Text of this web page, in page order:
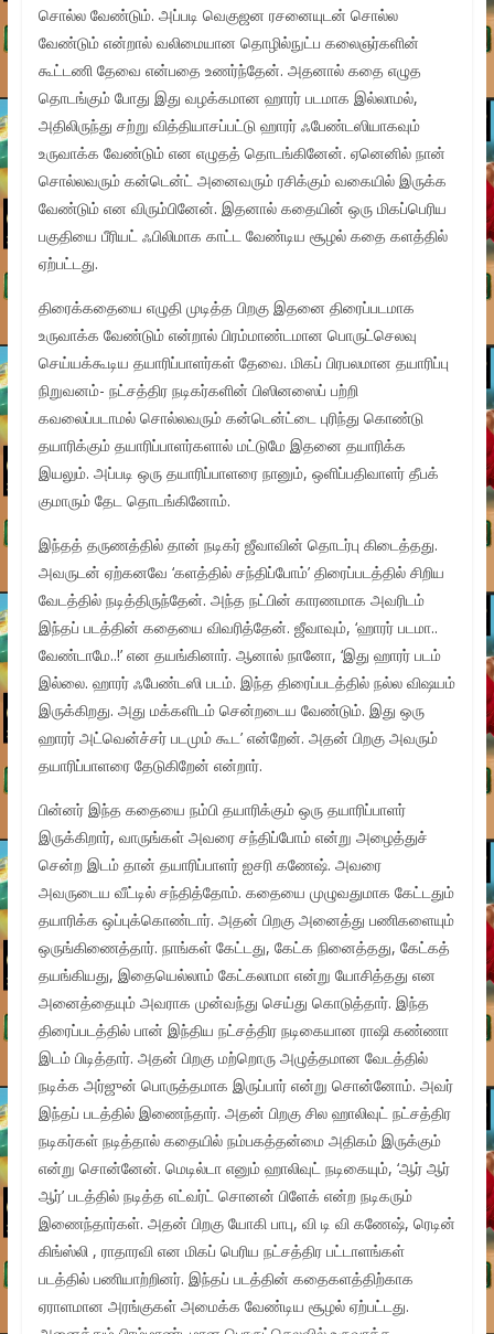
சொல்ல வேண்டும். அப்படி வெகுஜன ரசனையுடன் சொல்ல
வேண்டும் என்றால் வலிமையான தொழில்நுட்ப கலைஞர்களின்
கூட்டணி தேவை என்பதை உணர்ந்தேன். அதனால் கதை எழுத
தொடங்கும் போது இது வழக்கமான ஹாரர் படமாக இல்லாமல்,
அதிலிருந்து சற்று வித்தியாசப்பட்டு ஹாரர் ஃபேண்டஸியாகவும்
உருவாக்க வேண்டும் என எழுதத் தொடங்கினேன். ஏனெனில் நான்
சொல்லவரும் கன்டென்ட் அனைவரும் ரசிக்கும் வகையில் இருக்க
வேண்டும் என விரும்பினேன். இதனால் கதையின் ஒரு மிகப்பெரிய
பகுதியை பீரியட் ஃபிலிமாக காட்ட வேண்டிய சூழல் கதை களத்தில்
ஏற்பட்டது.
திரைக்கதையை எழுதி முடித்த பிறகு இதனை திரைப்படமாக
உருவாக்க வேண்டும் என்றால் பிரம்மாண்டமான பொருட்செலவு
செய்யக்கூடிய தயாரிப்பாளர்கள் தேவை. மிகப் பிரபலமான தயாரிப்பு
நிறுவனம்- நட்சத்திர நடிகர்களின் பிஸினஸைப் பற்றி
கவலைப்படாமல் சொல்லவரும் கன்டென்ட்டை புரிந்து கொண்டு
தயாரிக்கும் தயாரிப்பாளர்களால் மட்டுமே இதனை தயாரிக்க
இயலும். அப்படி ஒரு தயாரிப்பாளரை நானும், ஒளிப்பதிவாளர் தீபக்
குமாரும் தேட தொடங்கினோம்.
இந்தத் தருணத்தில் தான் நடிகர் ஜீவாவின் தொடர்பு கிடைத்தது.
அவருடன் ஏற்கனவே ‘களத்தில் சந்திப்போம்’ திரைப்படத்தில் சிறிய
வேடத்தில் நடித்திருந்தேன். அந்த நட்பின் காரணமாக அவரிடம்
இந்தப் படத்தின் கதையை விவரித்தேன். ஜீவாவும், ‘ஹாரர் படமா..
வேண்டாமே..!’ என தயங்கினார். ஆனால் நானோ, ‘இது ஹாரர் படம்
இல்லை. ஹாரர் ஃபேண்டஸி படம். இந்த திரைப்படத்தில் நல்ல விஷயம்
இருக்கிறது. அது மக்களிடம் சென்றடைய வேண்டும். இது ஒரு
ஹாரர் அட்வென்ச்சர் படமும் கூட’ என்றேன். அதன் பிறகு அவரும்
தயாரிப்பாளரை தேடுகிறேன் என்றார்.
பின்னர் இந்த கதையை நம்பி தயாரிக்கும் ஒரு தயாரிப்பாளர்
இருக்கிறார், வாருங்கள் அவரை சந்திப்போம் என்று அழைத்துச்
சென்ற இடம் தான் தயாரிப்பாளர் ஐசரி கணேஷ். அவரை
அவருடைய வீட்டில் சந்தித்தோம். கதையை முழுவதுமாக கேட்டதும்
தயாரிக்க ஒப்புக்கொண்டார். அதன் பிறகு அனைத்து பணிகளையும்
ஒருங்கிணைத்தார். நாங்கள் கேட்டது, கேட்க நினைத்தது, கேட்கத்
தயங்கியது, இதையெல்லாம் கேட்கலாமா என்று யோசித்தது என
அனைத்தையும் அவராக முன்வந்து செய்து கொடுத்தார். இந்த
திரைப்படத்தில் பான் இந்திய நட்சத்திர நடிகையான ராஷி கண்ணா
இடம் பிடித்தார். அதன் பிறகு மற்றொரு அழுத்தமான வேடத்தில்
நடிக்க அர்ஜுன் பொருத்தமாக இருப்பார் என்று சொன்னோம். அவர்
இந்தப் படத்தில் இணைந்தார். அதன் பிறகு சில ஹாலிவுட் நட்சத்திர
நடிகர்கள் நடித்தால் கதையில் நம்பகத்தன்மை அதிகம் இருக்கும்
என்று சொன்னேன். மெடில்டா எனும் ஹாலிவுட் நடிகையும், ‘ஆர் ஆர்
ஆர்’ படத்தில் நடித்த எட்வர்ட் சொனன் பிளேக் என்ற நடிகரும்
இணைந்தார்கள். அதன் பிறகு யோகி பாபு, வி டி வி கணேஷ், ரெடின்
கிங்ஸ்லி , ராதாரவி என மிகப் பெரிய நட்சத்திர பட்டாளங்கள்
படத்தில் பணியாற்றினர். இந்தப் படத்தின் கதைகளத்திற்காக
ஏராளமான அரங்குகள் அமைக்க வேண்டிய சூழல் ஏற்பட்டது.